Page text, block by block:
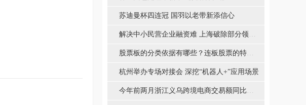
苏迪曼杯四连冠 国羽以老带新添信心
解决中小民营企业融资难 上海破除部分领域
市场准入隐性门槛
股票板的分类依据有哪些？连板股票的特点
是什么？
杭州举办专场对接会 深挖“机器人+”应用场景
今年前两月浙江义乌跨境电商交易额同比增